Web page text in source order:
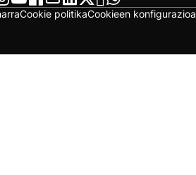
Cookie politikaCookieen konfigurazioa